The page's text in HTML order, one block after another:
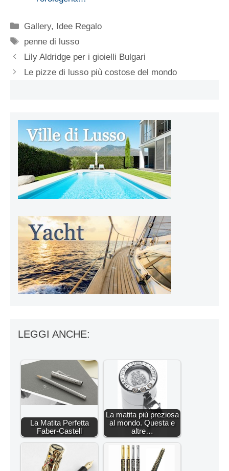
Categorie
Gallery, Idee Regalo
Tag
penne di lusso
Lily Aldridge per i gioielli Bulgari
Le pizze di lusso più costose del mondo
LEGGI ANCHE:
La Matita Perfetta
Faber-Castell
La matita più preziosa
al mondo. Questa e
altre…